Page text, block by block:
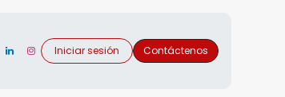
Iniciar sesión Contáctenos